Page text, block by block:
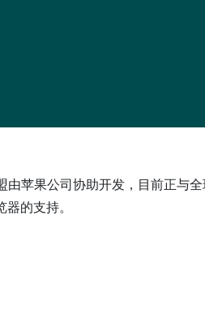
苹果公司协助开发，目前正与
的支持。